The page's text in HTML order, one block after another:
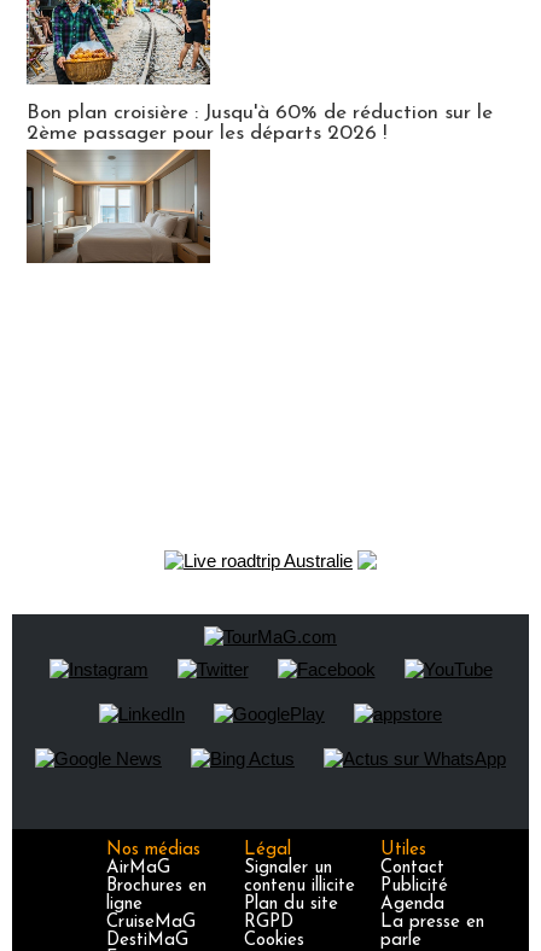
Bon plan croisière : Jusqu'à 60% de réduction sur le
2ème passager pour les départs 2026 !
Nos médias
AirMaG
Brochures en
ligne
CruiseMaG
DestiMaG
Légal
Signaler un
contenu illicite
Plan du site
RGPD
Cookies
Utiles
Contact
Publicité
Agenda
La presse en
parle